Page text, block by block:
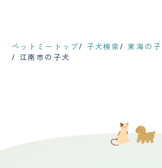
ペットミートップ 子犬検索 東海の子
江南市の子犬